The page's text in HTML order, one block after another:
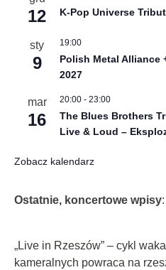
12 K-Pop Universe
sty
9
19:00
Polish Metal Alliance
2027
mar
16
20:00 - 23:00
The Blues Brothers
Live & Loud –
Zobacz kalendarz
Ostatnie, koncertowe wpisy:
„Live in Rzeszów” – cykl
kameralnych powraca na